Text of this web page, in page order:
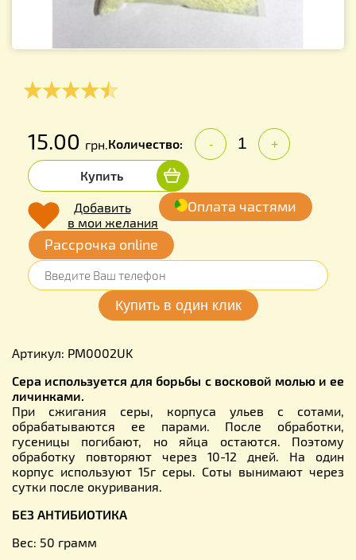
15.00 грн.Количество: - +
Купить
Добавить
в мои желания
Оплата частями
Рассрочка online
Артикул: PM0002UK
Сера используется для борьбы с восковой молью и ее
личинками.
При сжигания серы, корпуса ульев с сотами,
обрабатываются ее парами. После обработки,
гусеницы погибают, но яйца остаются. Поэтому
обработку повторяют через 10-12 дней. На один
корпус используют 15г серы. Соты вынимают через
сутки после окуривания.
БЕЗ АНТИБИОТИКА
Вес: 50 грамм